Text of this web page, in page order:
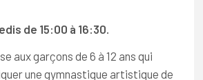
de 15:00 à 16:30.
aux garçons de 6 à 12 ans qui
une gymnastique artistique de